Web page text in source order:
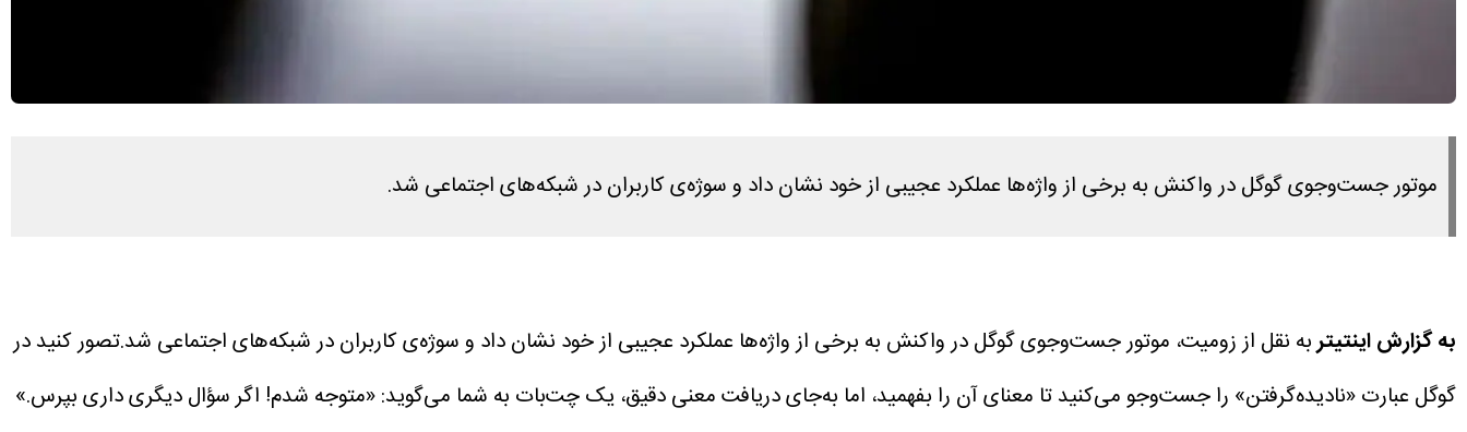
موتور جست‌و‌جوی گوگل در واکنش به برخی از واژه‌ها عملکرد عجیبی از خود نشان داد و سوژه‌ی کاربران در شبکه‌های اجتماعی شد.
به گزارش اینتیتربه نقل از زومیت، موتور جست‌و‌جوی گوگل در واکنش به برخی از واژه‌ها عملکرد عجیبی از خود نشان داد و سوژه‌ی کاربران در شبکه‌های اجتماعی شد.تصور کنید در
گوگل عبارت «نادیده‌گرفتن» را جست‌وجو می‌کنید تا معنای آن را بفهمید، اما به‌جای دریافت معنی دقیق، یک چت‌بات به شما می‌گوید: «متوجه شدم! اگر سؤال دیگری داری بپرس.»